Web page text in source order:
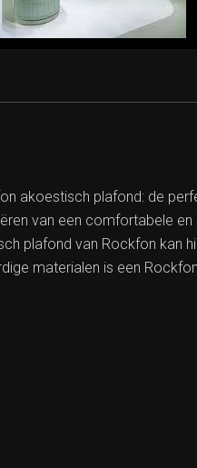
akoestisch plafond: de
van een comfortabele
plafond van Rockfon kan
materialen is een